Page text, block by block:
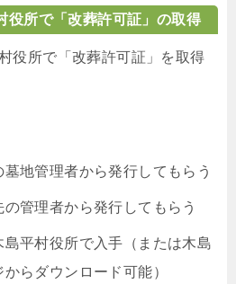
役所で「改葬許可証」の取得
役所で「改葬許可証」を取得
墓地管理者から発行してもらう
の管理者から発行してもらう
島平村役所で入手（または木島
らダウンロード可能）